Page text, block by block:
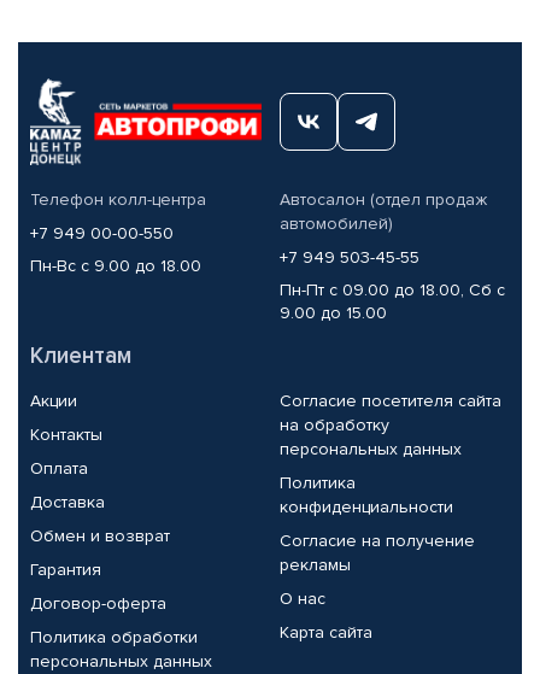
Телефон колл-центра
+7 949 00-00-550
Пн-Вс с 9.00 до 18.00
Автосалон (отдел продаж
автомобилей)
+7 949 503-45-55
Пн-Пт с 09.00 до 18.00, Сб с
9.00 до 15.00
Клиентам
Акции
Контакты
Оплата
Доставка
Обмен и возврат
Гарантия
Договор-оферта
Политика обработки
персональных данных
Согласие посетителя сайта
на обработку
персональных данных
Политика
конфиденциальности
Согласие на получение
рекламы
О нас
Карта сайта